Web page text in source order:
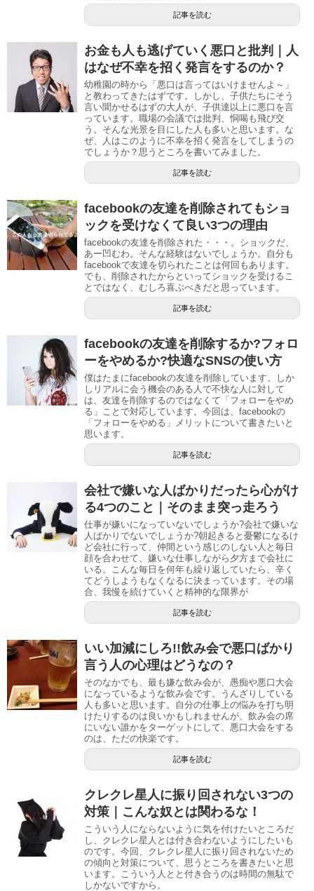
記事を読む
お金も人も逃げていく悪口と批判｜人
はなぜ不幸を招く発言をするのか？
幼稚園の時から「悪口は言ってはいけませんよ～」
と教わってきたはずです。しかし、子供たちにそう
言い聞かせるはずの大人が、子供達以上に悪口を言
っています。職場の会議では批判、恫喝も飛び交
う。そんな光景を目にした人も多いと思います。な
ぜ、人はこのように不幸を招く発言をしてしまうの
でしょうか？思うところを書いてみました。
記事を読む
facebookの友達を削除されてもショ
ックを受けなくて良い3つの理由
facebookの友達を削除された・・・。ショックだ、
あー凹むわ。そんな経験はないでしょうか。自分も
facebookで友達を切られたことは何回もあります。
でも、削除されたからといってショックを受けるこ
とではなく、むしろ喜ぶべきだと思っています。
記事を読む
facebookの友達を削除するか?フォロ
ーをやめるか?快適なSNSの使い方
僕はたまにfacebookの友達を削除しています。しか
しリアルに会う機会のある人で不快な人に対して
は、友達を削除するのではなくて「フォローをやめ
る」ことで対応しています。今回は、facebookの
「フォローをやめる」メリットについて書きたいと
思います。
記事を読む
会社で嫌いな人ばかりだったら心がけ
る4つのこと｜そのまま突っ走ろう
仕事が嫌いになっていないでしょうか?会社で嫌いな
人ばかりでないでしょうか?朝起きると憂鬱になるけ
ど会社に行って、仲間という感じのしない人と毎日
顔を合わせて、嫌いな仕事しながら夕方まで会社に
いる。こんな毎日を何年も繰り返していたら、辛く
てどうしようもなくなるに決まっています。その場
合、我慢を続けていくと精神的な限界が
記事を読む
いい加減にしろ!!飲み会で悪口ばかり
言う人の心理はどうなの？
そのなかでも、最も嫌な飲み会が、愚痴や悪口大会
になっているような飲み会です。うんざりしている
人も多いと思います。自分の仕事上の悩みを打ち明
けたりするのは良いかもしれませんが、飲み会の席
にいない誰かをターゲットにして、悪口大会をする
のは、ただの快楽です。
記事を読む
クレクレ星人に振り回されない3つの
対策｜こんな奴とは関わるな！
こういう人にならないように気を付けたいところだ
し、クレクレ星人とは付き合わないようにしたいも
のです。今回、クレクレ星人に振り回されないため
の傾向と対策について、思うところを書きたいと思
います。こういう人とと付き合うのは時間の無駄で
しかないですから。